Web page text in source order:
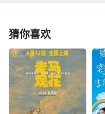
猜你喜欢